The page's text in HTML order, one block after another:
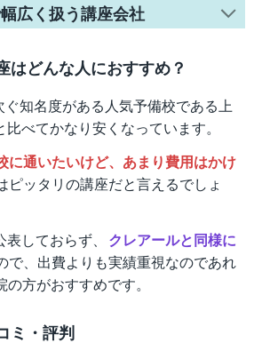
広く扱う講座会社
はどんな人におすすめ？
知名度がある人気予備校である上
べてかなり安くなっています。
に通いたいけど、あまり費用はかけ
ピッタリの講座だと言えるでしょ
しておらず、
クレアールと同様に
で、出費よりも実績重視なのであれ
方がおすすめです。
ミ・評判